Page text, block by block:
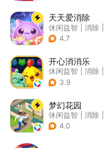
天天爱消除
休闲益智 消除
| 单机
4.7
开心消消乐
休闲益智 消除
| 乐元素
3.9
梦幻花园
休闲益智 消除
| 创梦天地
4.0